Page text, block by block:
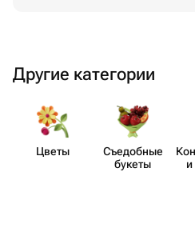
Другие категории
Цветы
Съедобные
букеты